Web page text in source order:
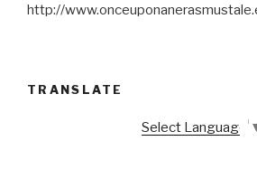
http://
TRANSLATE
Select Language